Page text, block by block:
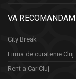
VA RECOMANDAM
City Break
Firma de curatenie Cluj
Rent a Car Cluj